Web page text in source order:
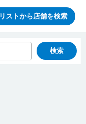
リストから店舗を検索
検索